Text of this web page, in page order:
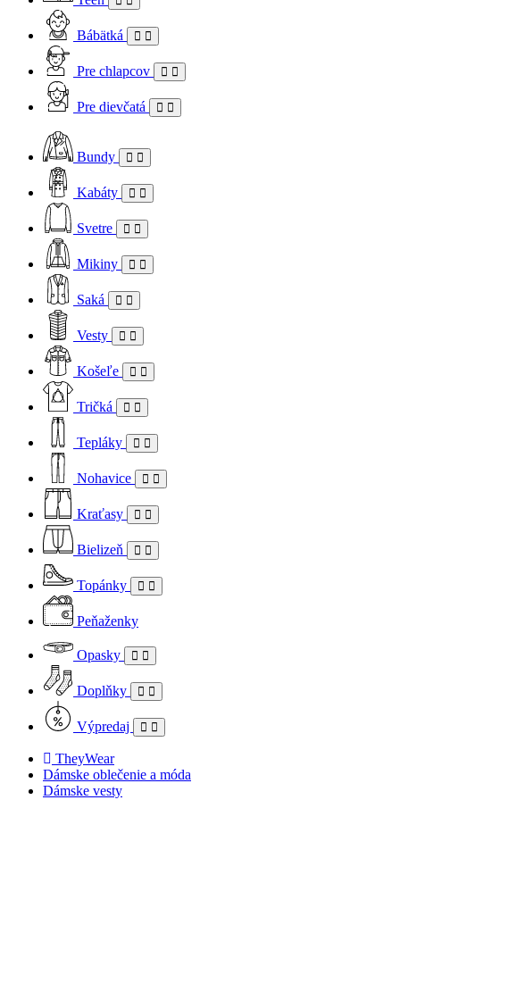
Bábätká
Pre chlapcov
Pre dievčatá
Bundy
Kabáty
Svetre
Mikiny
Saká
Vesty
Košeľe
Tričká
Tepláky
Nohavice
Kraťasy
Bielizeň
Topánky
Peňaženky
Opasky
Doplňky
Výpredaj
TheyWear
Dámske oblečenie a móda
Dámske vesty